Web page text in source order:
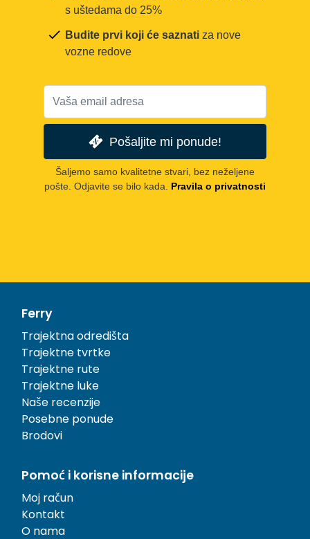
s uštedama do 25%
Budite prvi koji će saznati za nove
vozne redove
Pošaljite mi ponude!
Šaljemo samo kvalitetne stvari, bez neželjene
pošte. Odjavite se bilo kada. Pravila o privatnosti
Ferry
Trajektna odredišta
Trajektne tvrtke
Trajektne rute
Trajektne luke
Naše recenzije
Posebne ponude
Brodovi
Pomoć i korisne informacije
Moj račun
Kontakt
O nama